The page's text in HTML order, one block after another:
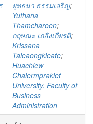
ยุทธนา ธรรมเจริญ;
Yuthana
Thamcharoen;
กฤษณะ เถลิงเกียรติ;
Krissana
Taleaongkieate;
Huachiew
Chalermprakiet
University. Faculty of
Business
Administration